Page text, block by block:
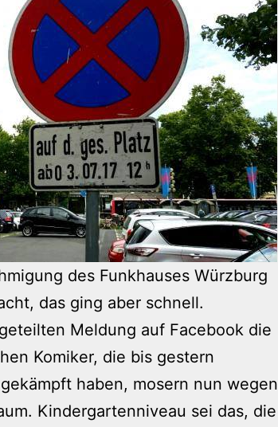
des Funkhauses Würzburg
das ging aber schnell.
Meldung auf Facebook die
Komiker, die bis gestern
haben, mosern nun wegen
Kindergartenniveau sei das, die